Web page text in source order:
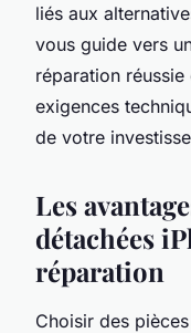
liés aux
vous guide vers
réparation
exigences
de votre
Les
détachées
réparation
Choisir des